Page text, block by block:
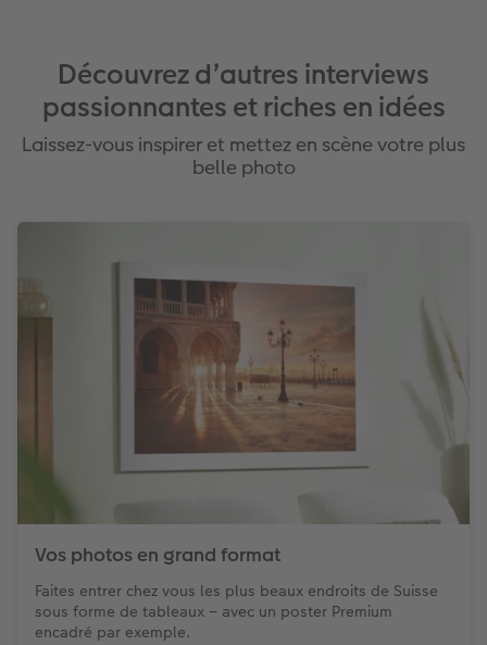
Découvrez d’autres interviews
passionnantes et riches en idées
Laissez-vous inspirer et mettez en scène votre plus
belle photo
Vos photos en grand format
Faites entrer chez vous les plus beaux endroits de Suisse
sous forme de tableaux – avec un poster Premium
encadré par exemple.